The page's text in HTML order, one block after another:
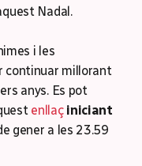
Nadal.
i les
continuar millorant
anys. Es pot
enllaç iniciant
gener a les 23.59